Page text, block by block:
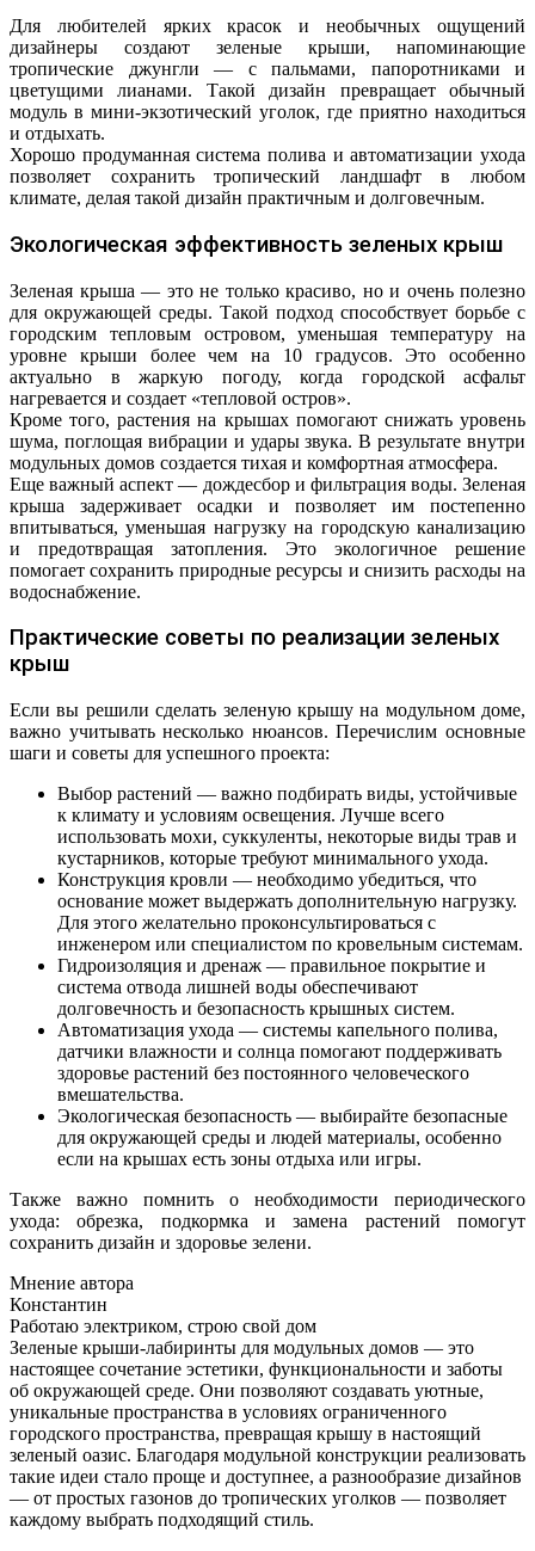
Для любителей ярких красок и необычных ощущений
дизайнеры создают зеленые крыши, напоминающие
тропические джунгли — с пальмами, папоротниками и
цветущими лианами. Такой дизайн превращает обычный
модуль в мини-экзотический уголок, где приятно находиться
и отдыхать.
Хорошо продуманная система полива и автоматизации ухода
позволяет сохранить тропический ландшафт в любом
климате, делая такой дизайн практичным и долговечным.
Экологическая эффективность зеленых крыш
Зеленая крыша — это не только красиво, но и очень полезно
для окружающей среды. Такой подход способствует борьбе с
городским тепловым островом, уменьшая температуру на
уровне крыши более чем на 10 градусов. Это особенно
актуально в жаркую погоду, когда городской асфальт
нагревается и создает «тепловой остров».
Кроме того, растения на крышах помогают снижать уровень
шума, поглощая вибрации и удары звука. В результате внутри
модульных домов создается тихая и комфортная атмосфера.
Еще важный аспект — дождесбор и фильтрация воды. Зеленая
крыша задерживает осадки и позволяет им постепенно
впитываться, уменьшая нагрузку на городскую канализацию
и предотвращая затопления. Это экологичное решение
помогает сохранить природные ресурсы и снизить расходы на
водоснабжение.
Практические советы по реализации зеленых
крыш
Если вы решили сделать зеленую крышу на модульном доме,
важно учитывать несколько нюансов. Перечислим основные
шаги и советы для успешного проекта:
Выбор растений — важно подбирать виды, устойчивые
к климату и условиям освещения. Лучше всего
использовать мохи, суккуленты, некоторые виды трав и
кустарников, которые требуют минимального ухода.
Конструкция кровли — необходимо убедиться, что
основание может выдержать дополнительную нагрузку.
Для этого желательно проконсультироваться с
инженером или специалистом по кровельным системам.
Гидроизоляция и дренаж — правильное покрытие и
система отвода лишней воды обеспечивают
долговечность и безопасность крышных систем.
Автоматизация ухода — системы капельного полива,
датчики влажности и солнца помогают поддерживать
здоровье растений без постоянного человеческого
вмешательства.
Экологическая безопасность — выбирайте безопасные
для окружающей среды и людей материалы, особенно
если на крышах есть зоны отдыха или игры.
Также важно помнить о необходимости периодического
ухода: обрезка, подкормка и замена растений помогут
сохранить дизайн и здоровье зелени.
Мнение автора
Константин
Работаю электриком, строю свой дом
Зеленые крыши-лабиринты для модульных домов — это
настоящее сочетание эстетики, функциональности и заботы
об окружающей среде. Они позволяют создавать уютные,
уникальные пространства в условиях ограниченного
городского пространства, превращая крышу в настоящий
зеленый оазис. Благодаря модульной конструкции реализовать
такие идеи стало проще и доступнее, а разнообразие дизайнов
— от простых газонов до тропических уголков — позволяет
каждому выбрать подходящий стиль.